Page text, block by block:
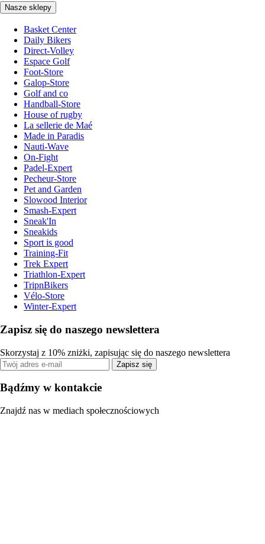
Nasze sklepy
Basket Center
Daily Bikers
Direct-Volley
Espace Golf
Foot-Store
Galop-Store
Golf and co
Handball-Store
House of rugby
La sellerie de Maé
Made in Paradis
Nauti-Wave
On-Fight
Padel-Expert
Pecheur-Store
Pet and Garden
Slowood Interior
Smash-Expert
Sneak'In
Sneakids
Sport is good
Training-Fit
Trek Expert
Triathlon-Expert
TripnBikers
Vélo-Store
Winter-Expert
Zapisz się do naszego newslettera
Skorzystaj z 10% zniżki, zapisując się do naszego newslettera
Zapisz się
Bądźmy w kontakcie
Znajdź nas w mediach społecznościowych